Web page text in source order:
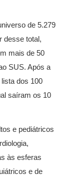
de 5.279
desse total,
mais de 50
SUS. Após a
dos 100
saíram os 10
e pediátricos
às esferas
e de